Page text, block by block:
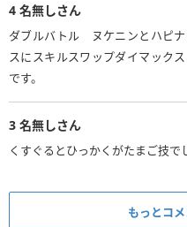
4 名無しさん
ダブルバトル ヌケ
スにスキルスワップ
です。
3 名無しさん
くすぐるとひっかくがたまご技で
もっとコ